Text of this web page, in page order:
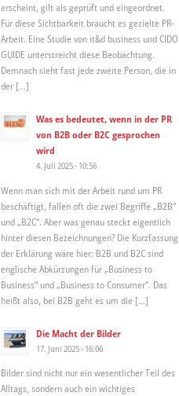
erscheint, gilt als geprüft und eingeordnet.
Für diese Sichtbarkeit braucht es gezielte PR-
Arbeit. Eine Studie von it&d business und CIDO
GUIDE unterstreicht diese Beobachtung.
Demnach sieht fast jede zweite Person, die in
der […]
Was es bedeutet, wenn in der PR
von B2B oder B2C gesprochen
wird
4. Juli 2025 - 10:56
Wenn man sich mit der Arbeit rund um PR
beschäftigt, fallen oft die zwei Begriffe „B2B“
und „B2C“. Aber was genau steckt eigentlich
hinter diesen Bezeichnungen? Die Kurzfassung
der Erklärung wäre hier: B2B und B2C sind
englische Abkürzungen für „Business to
Business“ und „Business to Consumer“. Das
heißt also, bei B2B geht es um die […]
Die Macht der Bilder
17. Juni 2025 - 16:06
Bilder sind nicht nur ein wesentlicher Teil des
Alltags, sondern auch ein wichtiges